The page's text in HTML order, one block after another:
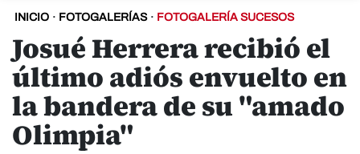
INICIO · FOTOGALERÍAS · FOTOGALERÍA SUCESOS
Josué Herrera recibió el
último adiós envuelto en
la bandera de su "amado
Olimpia"